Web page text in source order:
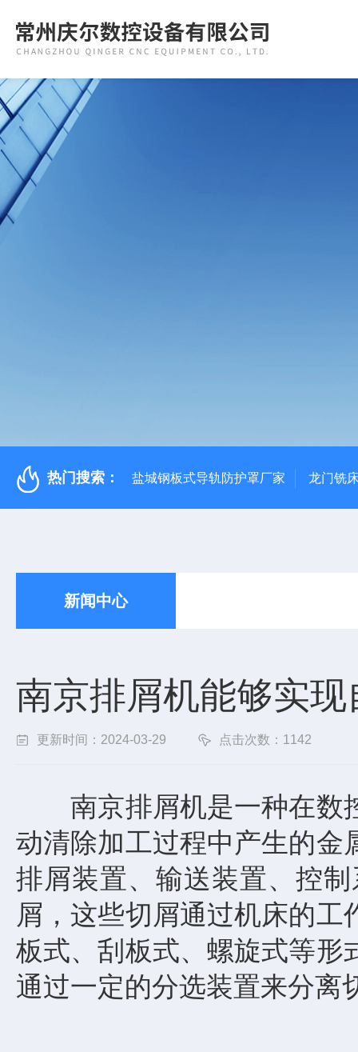
热门搜索： 盐城钢板式导轨防护罩厂家 龙门铣
新闻中心
南京排屑机能够实
更新时间：2024-03-29 点击次数：1142
南京排屑机是一种在数控
动清除加工过程中产生的金
排屑装置、输送装置、控
屑，这些切屑通过机床的
板式、刮板式、螺旋式等形
通过一定的分选装置来分离